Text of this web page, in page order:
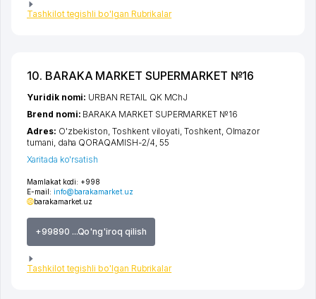
Tashkilot tegishli bo'lgan Rubrikalar
10. BARAKA MARKET SUPERMARKET №16
Mamlakat kodi: +998
E-mail: info@barakamarket.uz
barakamarket.uz
+99890 ...Qo'ng'iroq qilish
Tashkilot tegishli bo'lgan Rubrikalar
Yuridik nomi: URBAN RETAIL QK MChJ
Brend nomi: BARAKA MARKET SUPERMARKET №16
Adres: O'zbekiston,Toshkent viloyati ,Toshkent, Olmazor
tumani daha QORAQAMISH-2/4 , 55
Xaritada ko'rsatish